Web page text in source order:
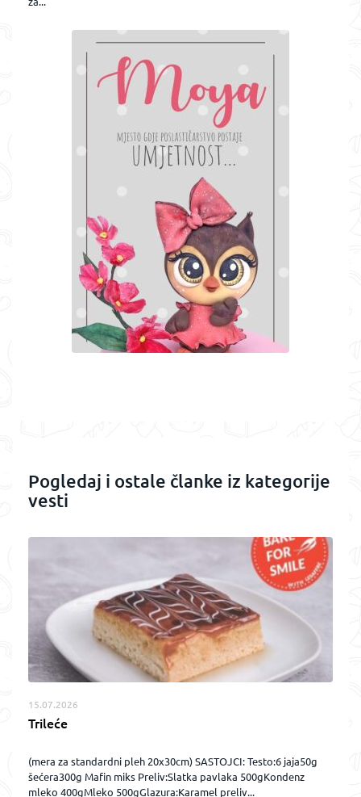
Pogledaj i ostale članke iz kategorije
vesti
15.07.2026
Trileće
(mera za standardni pleh 20x30cm) SASTOJCI: Testo:6 jaja50g
šećera300g Mafin miks Preliv:Slatka pavlaka 500gKondenz
mleko 400gMleko 500gGlazura:Karamel preliv...